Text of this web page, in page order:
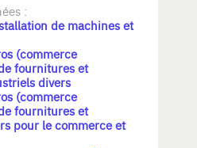
:
de machines et
(commerce
fournitures et
divers
(commerce
fournitures et
pour le commerce et